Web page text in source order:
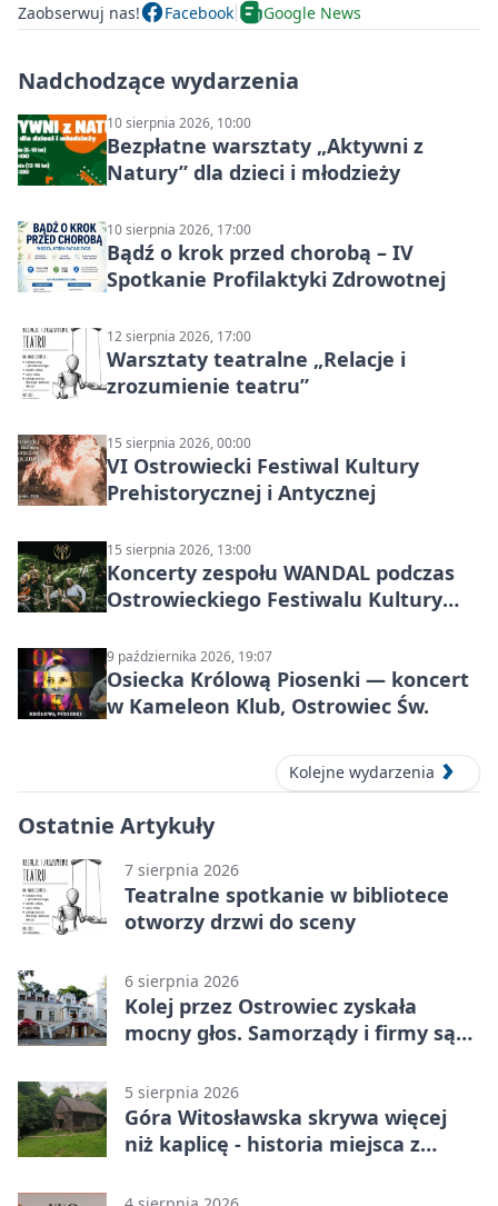
Zaobserwuj nas! Facebook Google News
Nadchodzące wydarzenia
10 sierpnia 2026, 10:00
Bezpłatne warsztaty „Aktywni z
Natury” dla dzieci i młodzieży
10 sierpnia 2026, 17:00
Bądź o krok przed chorobą – IV
Spotkanie Profilaktyki Zdrowotnej
12 sierpnia 2026, 17:00
Warsztaty teatralne „Relacje i
zrozumienie teatru”
15 sierpnia 2026, 00:00
VI Ostrowiecki Festiwal Kultury
Prehistorycznej i Antycznej
15 sierpnia 2026, 13:00
Koncerty zespołu WANDAL podczas
Ostrowieckiego Festiwalu Kultury
9 października 2026, 19:07
Osiecka Królową Piosenki — koncert
w Kameleon Klub, Ostrowiec Św.
Kolejne wydarzenia
Ostatnie Artykuły
7 sierpnia 2026
Teatralne spotkanie w bibliotece
otworzy drzwi do sceny
6 sierpnia 2026
Kolej przez Ostrowiec zyskała
mocny głos. Samorządy i firmy są
5 sierpnia 2026
Góra Witosławska skrywa więcej
niż kaplicę - historia miejsca z